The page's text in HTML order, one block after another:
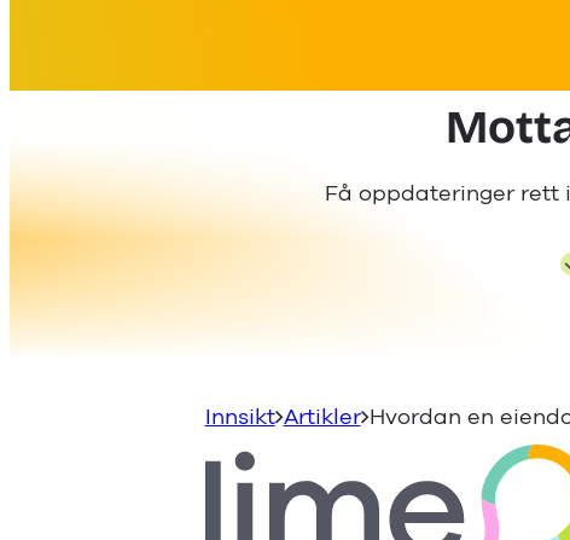
Få oppdateringer rett
Innsikt Artikler Hvordan en